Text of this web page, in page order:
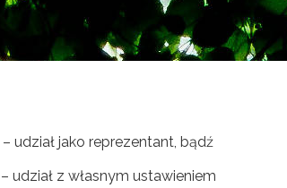
– udział jako reprezentant, bądź
– udział z własnym ustawieniem